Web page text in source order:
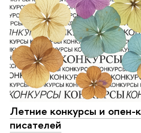
Летние конкурсы и опен-
писателей